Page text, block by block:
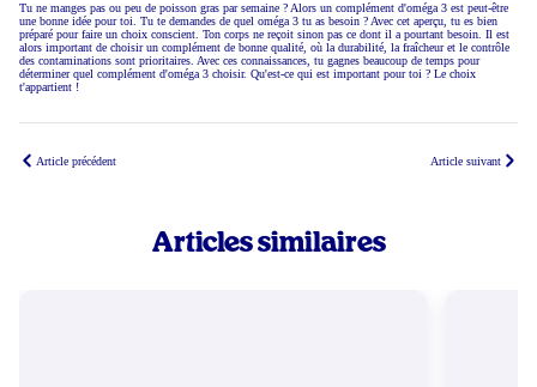
Tu ne manges pas ou peu de poisson gras par semaine ? Alors un complément d'oméga 3 est peut-être
une bonne idée pour toi. Tu te demandes de quel oméga 3 tu as besoin ? Avec cet aperçu, tu es bien
préparé pour faire un choix conscient. Ton corps ne reçoit sinon pas ce dont il a pourtant besoin. Il est
alors important de choisir un complément de bonne qualité, où la durabilité, la fraîcheur et le contrôle
des contaminations sont prioritaires. Avec ces connaissances, tu gagnes beaucoup de temps pour
déterminer quel complément d'oméga 3 choisir. Qu'est-ce qui est important pour toi ? Le choix
t'appartient !
Article précédent Article suivant
Articles similaires